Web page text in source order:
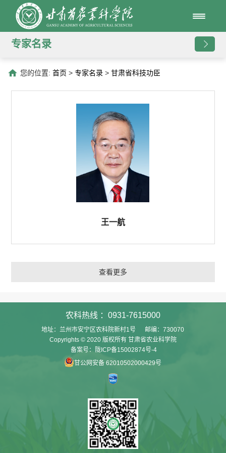
专家名录
您的位置: 首页 > 专家名录 > 甘肃省科技功臣
王一航
查看更多
农科热线 ：0931-7615000
地址：兰州市安宁区农科院新村1号 邮编：730070
Copyrights © 2020 版权所有 甘肃省农业科学院
备案号：陇ICP备15002874号-4
甘公网安备 62010502000429号